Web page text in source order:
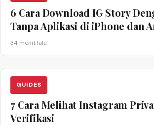
6 Cara Download IG Story
Tanpa Aplikasi di iPhone dan
34 menit lalu
GUIDES
7 Cara Melihat Instagram
Verifikasi